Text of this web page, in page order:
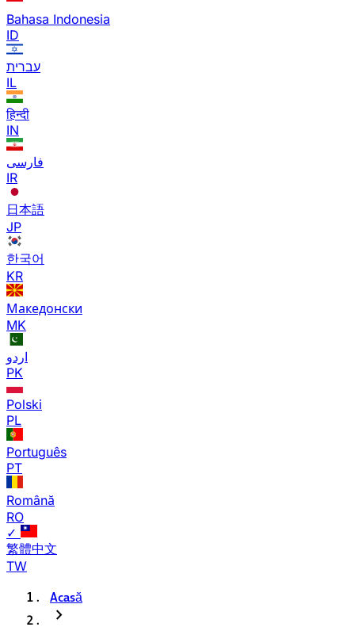
Bahasa Indonesia
ID
עברית
IL
हिन्दी
IN
فارسی
IR
日本語
JP
한국어
KR
Македонски
MK
اردو
PK
Polski
PL
Português
PT
Română
RO
✓
繁體中文
TW
Acasă
chevron_right